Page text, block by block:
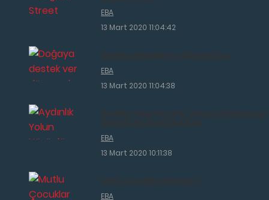
EBA
13 Mart 2020 11:04:42
EBA
13 Mart 2020 11:04:38
EBA
13 Mart 2020 10:11:38
EBA